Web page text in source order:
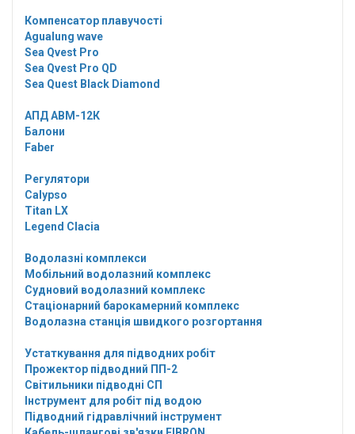
Компенсатор плавучості
Agualung wave
Sea Qvest Pro
Sea Qvest Pro QD
Sea Quest Black Diamond
АПД АВМ-12К
Балони
Faber
Регулятори
Calypso
Titan LX
Legend Clacia
Водолазні комплекси
Мобільний водолазний комплекс
Судновий водолазний комплекс
Стаціонарний барокамерний комплекс
Водолазна станція швидкого розгортання
Устаткування для підводних робіт
Прожектор підводний ПП-2
Світильники підводні СП
Інструмент для робіт під водою
Підводний гідравлічний інструмент